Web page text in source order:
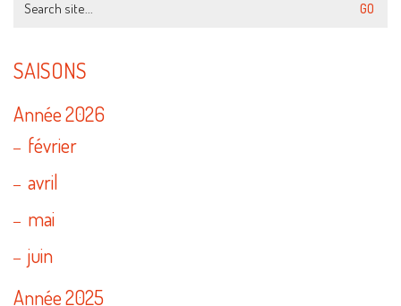
for:
SAISONS
Année 2026
février
avril
mai
juin
Année 2025